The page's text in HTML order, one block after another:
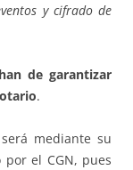
y cifrado de
han de garantizar
.
será mediante su
el CGN, pues